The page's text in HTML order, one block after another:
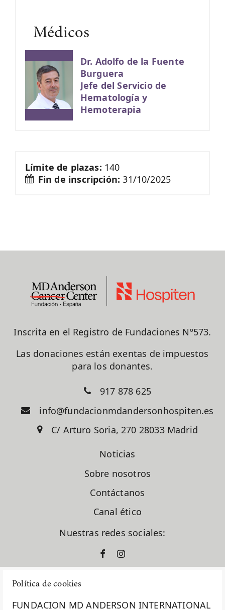
Política de cookies
FUNDACION MD ANDERSON INTERNATIONAL
Médicos
Dr. Adolfo de la Fuente
Burguera
Jefe del Servicio de
Hematología y
Hemoterapia
Límite de plazas: 140
Fin de inscripción:31/10/2025
Inscrita en el Registro de Fundaciones Nº573.
Las donaciones están exentas de impuestos
para los donantes.
917 878 625
info@fundacionmdandersonhospiten.es
C/ Arturo Soria, 270 28033 Madrid
Noticias
Sobre nosotros
Contáctanos
Canal ético
Nuestras redes sociales: